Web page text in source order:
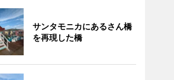
サンタモニカにあるさん橋
を再現した橋